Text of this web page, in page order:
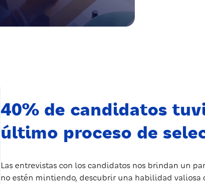
40% de candidatos
último proceso de
Las entrevistas con los candidatos nos brindan un
no estén mintiendo, descubrir una habilidad valiosa